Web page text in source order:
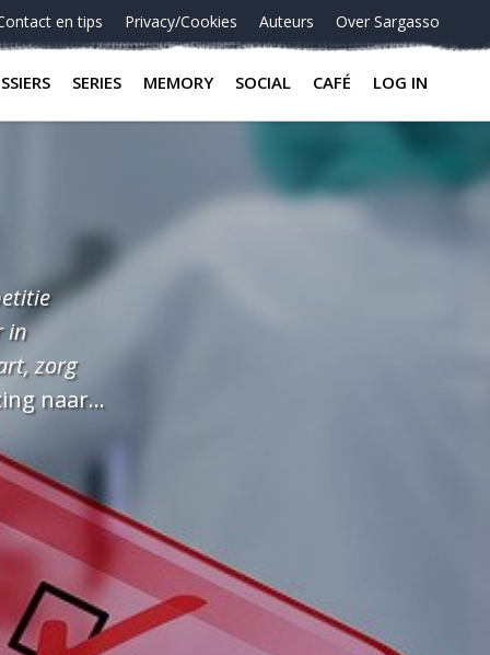
en tips Privacy/Cookies Auteurs Over Sargasso
SERIES MEMORY SOCIAL CAFÉ LOG IN
in
zorg
dat ze
te
Het is
van het